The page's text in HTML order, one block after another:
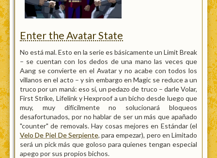
Enter the Avatar State
No está mal. Esto en la serie es básicamente un Limit Break
– se cuentan con los dedos de una mano las veces que
Aang se convierte en el Avatar y no acabe con todos los
villanos en el acto – y sin embargo en Magic se reduce a un
truco por un maná: eso sí, un pedazo de truco – darle Volar,
First Strike, Lifelink y Hexproof a un bicho desde luego que
muy, muy difícilmente no solucionará bloqueos
desafortunados, por no hablar de ser un más que apañado
"counter" de removals. Hay cosas mejores en Estándar (el
Velo De Piel De Serpiente, para empezar), pero en Limitado
será un pick más que goloso para quienes tengan especial
apego por sus propios bichos.